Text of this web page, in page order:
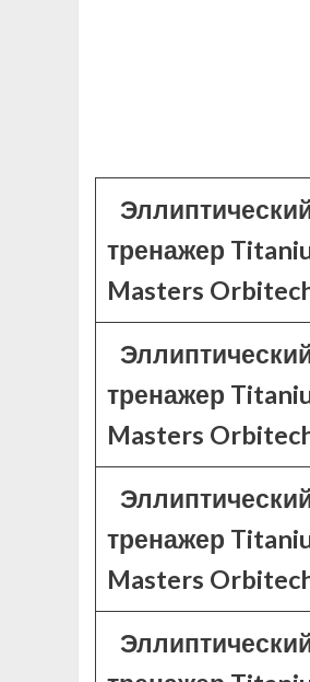
тренажер
Masters
тренажер
Masters
тренажер
Masters